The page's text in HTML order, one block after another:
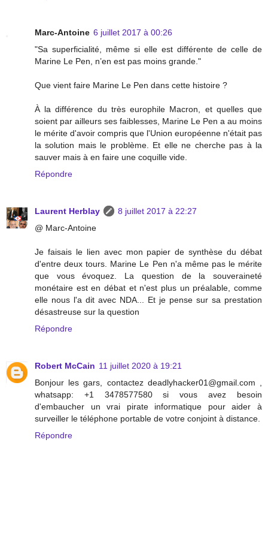
Marc-Antoine 6 juillet 2017 à 00:26
"Sa superficialité, même si elle est différente de celle de
Marine Le Pen, n’en est pas moins grande."
Que vient faire Marine Le Pen dans cette histoire ?
À la différence du très europhile Macron, et quelles que
soient par ailleurs ses faiblesses, Marine Le Pen a au moins
le mérite d'avoir compris que l'Union européenne n'était pas
la solution mais le problème. Et elle ne cherche pas à la
sauver mais à en faire une coquille vide.
Répondre
Laurent Herblay
8 juillet 2017 à 22:27
@ Marc-Antoine
Je faisais le lien avec mon papier de synthèse du débat
d'entre deux tours. Marine Le Pen n'a même pas le mérite
que vous évoquez. La question de la souveraineté
monétaire est en débat et n'est plus un préalable, comme
elle nous l'a dit avec NDA... Et je pense sur sa prestation
désastreuse sur la question
Répondre
Robert McCain 11 juillet 2020 à 19:21
Bonjour les gars, contactez deadlyhacker01@gmail.com ,
whatsapp: +1 3478577580 si vous avez besoin
d'embaucher un vrai pirate informatique pour aider à
surveiller le téléphone portable de votre conjoint à distance.
Répondre